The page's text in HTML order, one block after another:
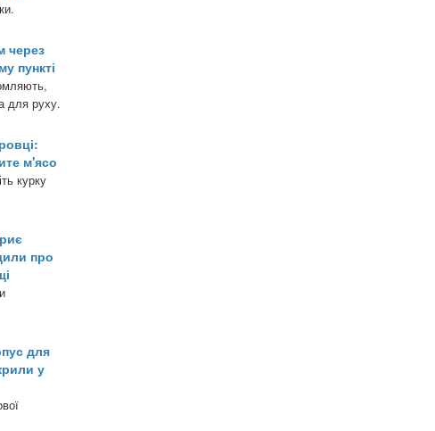
через
пункті
для руху.
м'ясо
курку
про
для
у